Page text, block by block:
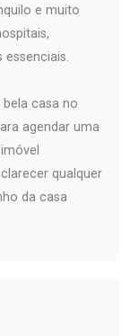
e muito
casa no
agendar uma
qualquer
da casa